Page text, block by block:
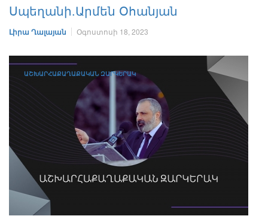
Սպեղանի.Արմեն Օհանյան
Լիրա Ղալայան Օգոստոսի 18, 2023
ԱՇԽԱՐՀԱՔԱՂԱՔԱԿԱՆ ԶԱՐԿԵՐԱԿ